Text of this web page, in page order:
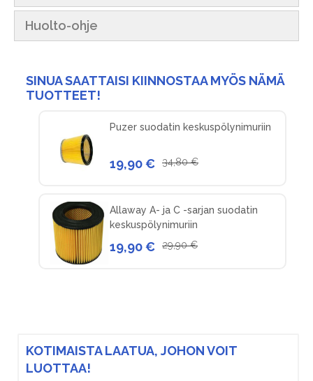
Huolto-ohje
KOTIMAISTA LAATUA, JOHON VOIT
LUOTTAA!
SINUA SAATTAISI KIINNOSTAA MYÖS NÄMÄ
TUOTTEET!
Puzer suodatin keskuspölynimuriin
19,90 € 34,80 €
Allaway A- ja C -sarjan suodatin
keskuspölynimuriin
19,90 € 29,90 €